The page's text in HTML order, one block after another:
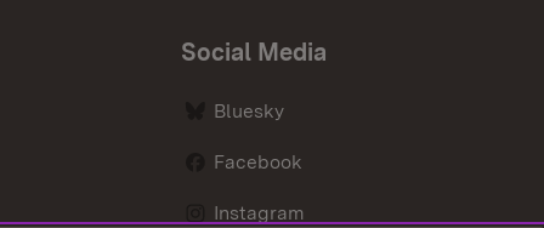
Social Media
Bluesky
Facebook
Instagram